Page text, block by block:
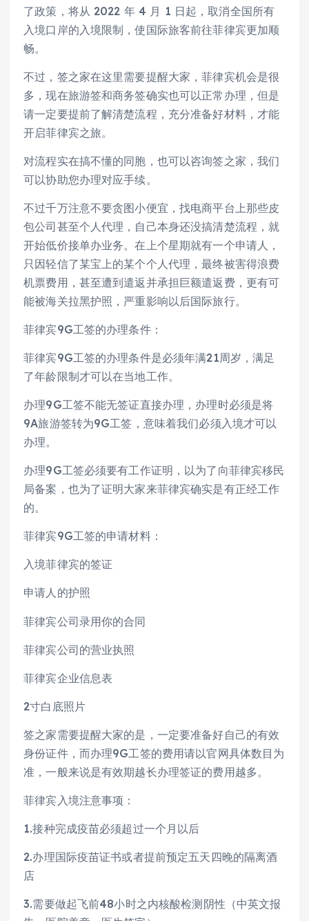
了政策，将从 2022 年 4 月 1 日起，取消全国所有
入境口岸的入境限制，使国际旅客前往菲律宾更加顺
畅。
不过，签之家在这里需要提醒大家，菲律宾机会是很
多，现在旅游签和商务签确实也可以正常办理，但是
请一定要提前了解清楚流程，充分准备好材料，才能
开启菲律宾之旅。
对流程实在搞不懂的同胞，也可以咨询签之家，我们
可以协助您办理对应手续。
不过千万注意不要贪图小便宜，找电商平台上那些皮
包公司甚至个人代理，自己本身还没搞清楚流程，就
开始低价接单办业务。在上个星期就有一个申请人，
只因轻信了某宝上的某个个人代理，最终被害得浪费
机票费用，甚至遭到遣返并承担巨额遣返费，更有可
能被海关拉黑护照，严重影响以后国际旅行。
菲律宾9G工签的办理条件：
菲律宾9G工签的办理条件是必须年满21周岁，满足
了年龄限制才可以在当地工作。
办理9G工签不能无签证直接办理，办理时必须是将
9A旅游签转为9G工签，意味着我们必须入境才可以
办理。
办理9G工签必须要有工作证明，以为了向菲律宾移民
局备案，也为了证明大家来菲律宾确实是有正经工作
的。
菲律宾9G工签的申请材料：
入境菲律宾的签证
申请人的护照
菲律宾公司录用你的合同
菲律宾公司的营业执照
菲律宾企业信息表
2寸白底照片
签之家需要提醒大家的是，一定要准备好自己的有效
身份证件，而办理9G工签的费用请以官网具体数目为
准，一般来说是有效期越长办理签证的费用越多。
菲律宾入境注意事项：
1.接种完成疫苗必须超过一个月以后
2.办理国际疫苗证书或者提前预定五天四晚的隔离酒
店
3.需要做起飞前48小时之内核酸检测阴性（中英文报